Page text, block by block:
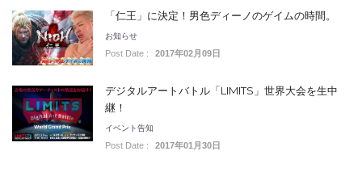
「仁王」に決定！男色ディーノのゲイムの時間。
お知らせ
Post Date : 2017年02月09日
デジタルアートバトル「LIMITS」世界大会を生中
継！
イベント告知
Post Date : 2017年01月30日